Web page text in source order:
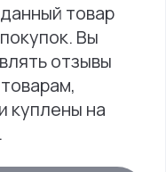
товар
Вы
отзывы
куплены на